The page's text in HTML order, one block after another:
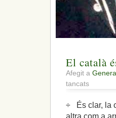
El català
Afegit a
tancats
El
és
el
÷ És clar, la
altra com a